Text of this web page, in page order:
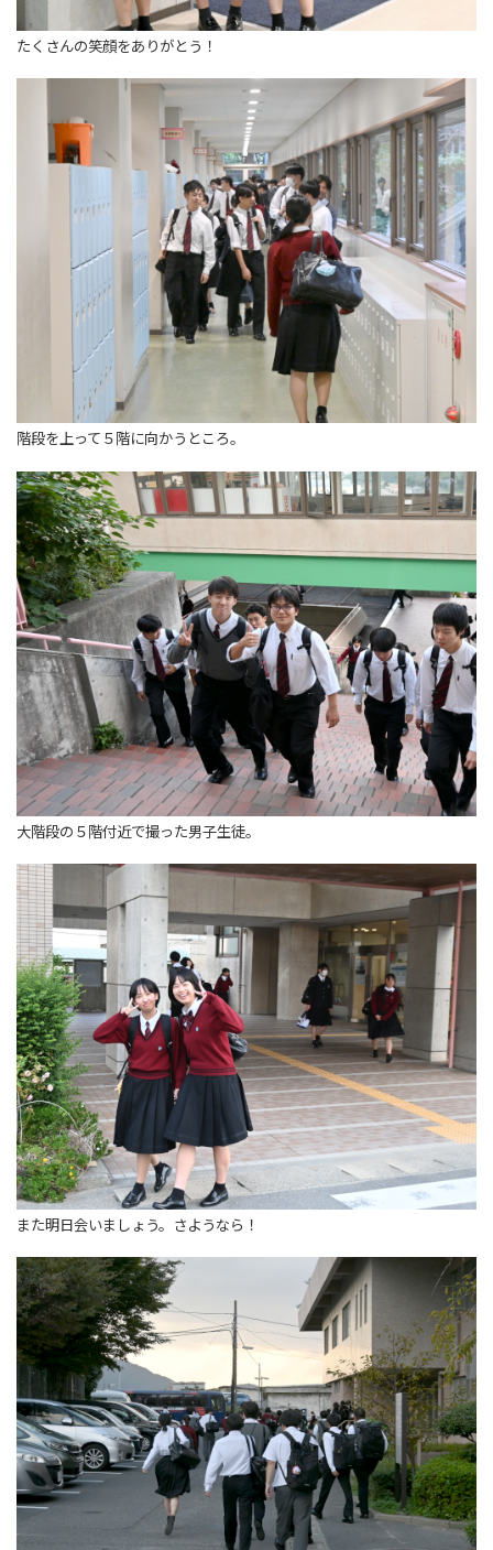
たくさんの笑顔をありがとう！
階段を上って５階に向かうところ。
大階段の５階付近で撮った男子生徒。
また明日会いましょう。さようなら！